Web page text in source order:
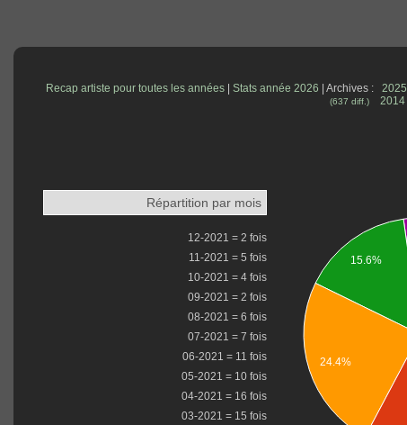
Recap artiste pour toutes les années| Stats année 2026 | Archives : 2025
(637 diff.) 2014
Répartition par mois
12-2021 = 2 fois
11-2021 = 5 fois
10-2021 = 4 fois
09-2021 = 2 fois
08-2021 = 6 fois
07-2021 = 7 fois
06-2021 = 11 fois
05-2021 = 10 fois
04-2021 = 16 fois
03-2021 = 15 fois
15.6%
24.4%